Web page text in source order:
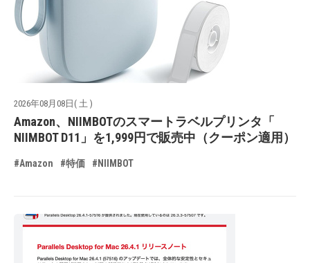
2026年08月08日( 土 )
Amazon、NIIMBOTのスマートラベルプリンタ「
NIIMBOT D11」を1,999円で販売中（クーポン適用）
#Amazon #特価 #NIIMBOT